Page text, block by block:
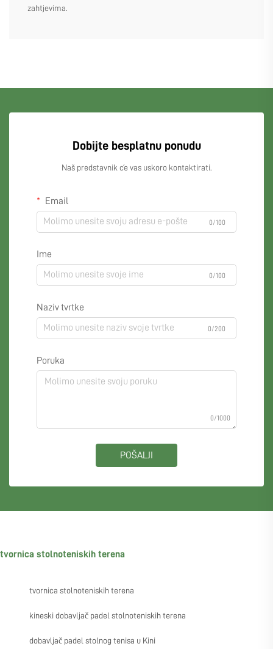
zahtjevima.
Dobijte besplatnu ponudu
Naš predstavnik će vas uskoro kontaktirati.
Email
0/100
Ime
0/100
Naziv tvrtke
0/200
Poruka
0/1000
POŠALJI
tvornica stolnoteniskih terena
tvornica stolnoteniskih terena
kineski dobavljač padel stolnoteniskih terena
dobavljač padel stolnog tenisa u Kini